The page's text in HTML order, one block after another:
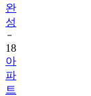
완
성
18
아
파
트